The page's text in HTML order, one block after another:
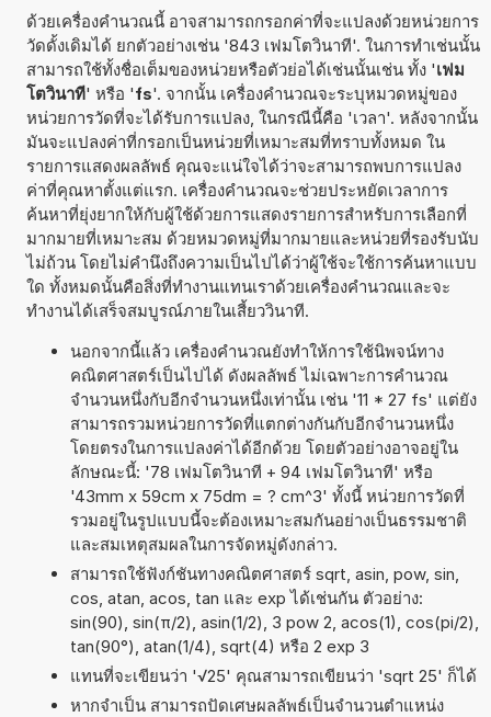
ด้วยเครื่องคำนวณนี้ อาจสามารถกรอกค่าที่จะแปลงด้วยหน่วยการ
วัดดั้งเดิมได้ ยกตัวอย่างเช่น '843 เฟมโตวินาที'. ในการทำเช่นนั้น
สามารถใช้ทั้งชื่อเต็มของหน่วยหรือตัวย่อได้เช่นนั้นเช่น ทั้ง 'เฟม
โตวินาที' หรือ 'fs'. จากนั้น เครื่องคำนวณจะระบุหมวดหมู่ของ
หน่วยการวัดที่จะได้รับการแปลง, ในกรณีนี้คือ 'เวลา'. หลังจากนั้น
มันจะแปลงค่าที่กรอกเป็นหน่วยที่เหมาะสมที่ทราบทั้งหมด ใน
รายการแสดงผลลัพธ์ คุณจะแน่ใจได้ว่าจะสามารถพบการแปลง
ค่าที่คุณหาตั้งแต่แรก. เครื่องคำนวณจะช่วยประหยัดเวลาการ
ค้นหาที่ยุ่งยากให้กับผู้ใช้ด้วยการแสดงรายการสำหรับการเลือกที่
มากมายที่เหมาะสม ด้วยหมวดหมู่ที่มากมายและหน่วยที่รองรับนับ
ไม่ถ้วน โดยไม่คำนึงถึงความเป็นไปได้ว่าผู้ใช้จะใช้การค้นหาแบบ
ใด ทั้งหมดนั้นคือสิ่งที่ทำงานแทนเราด้วยเครื่องคำนวณและจะ
ทำงานได้เสร็จสมบูรณ์ภายในเสี้ยววินาที.
นอกจากนี้แล้ว เครื่องคำนวณยังทำให้การใช้นิพจน์ทาง
คณิตศาสตร์เป็นไปได้ ดังผลลัพธ์ ไม่เฉพาะการคำนวณ
จำนวนหนึ่งกับอีกจำนวนหนึ่งเท่านั้น เช่น '11 * 27 fs' แต่ยัง
สามารถรวมหน่วยการวัดที่แตกต่างกันกับอีกจำนวนหนึ่ง
โดยตรงในการแปลงค่าได้อีกด้วย โดยตัวอย่างอาจอยู่ใน
ลักษณะนี้: '78 เฟมโตวินาที + 94 เฟมโตวินาที' หรือ
'43mm x 59cm x 75dm = ? cm^3' ทั้งนี้ หน่วยการวัดที่
รวมอยู่ในรูปแบบนี้จะต้องเหมาะสมกันอย่างเป็นธรรมชาติ
และสมเหตุสมผลในการจัดหมู่ดังกล่าว.
สามารถใช้ฟังก์ชันทางคณิตศาสตร์ sqrt, asin, pow, sin,
cos, atan, acos, tan และ exp ได้เช่นกัน ตัวอย่าง:
sin(90), sin(π/2), asin(1/2), 3 pow 2, acos(1), cos(pi/2),
tan(90°), atan(1/4), sqrt(4) หรือ 2 exp 3
แทนที่จะเขียนว่า '√25' คุณสามารถเขียนว่า 'sqrt 25' ก็ได้
หากจำเป็น สามารถปัดเศษผลลัพธ์เป็นจำนวนตำแหน่ง